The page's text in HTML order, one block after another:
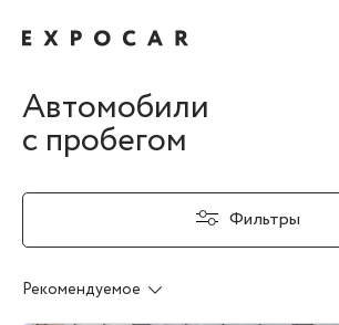
Автомобили
с пробегом
Фильтры
Рекомендуемое